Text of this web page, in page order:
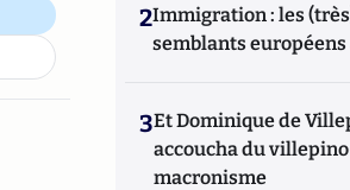
2Immigration : les
semblants européens
3Et Dominique de
accoucha du
macronisme